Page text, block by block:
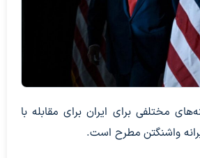
مختلفی برای ایران برای مقابله با
واشنگتن مطرح است.